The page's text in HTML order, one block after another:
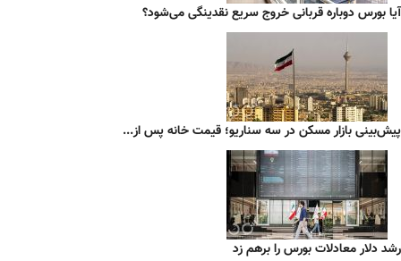
آیا بورس دوباره قربانی خروج سریع نقدینگی می‌شود؟
پیش‌بینی بازار مسکن در سه سناریو؛ قیمت خانه پس از...
رشد دلار معادلات بورس را برهم زد